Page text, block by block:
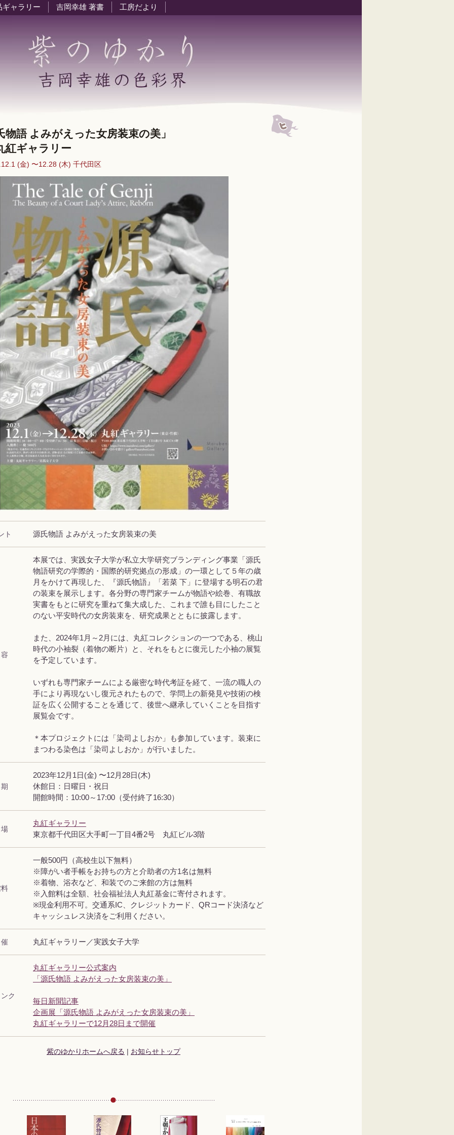
ギャラリー 吉岡幸雄 著書 工房だより
物語 よみがえった女房装束の美」
ギャラリー
(金) 〜12.28 (木) 千代田区
ト 源氏物語 よみがえった女房装束の美
本展では、実践女子大学が私立大学研究ブランディング事業「源氏
物語研究の学際的・国際的研究拠点の形成」の一環として５年の歳
月をかけて再現した、『源氏物語』「若菜 下」に登場する明石の君
の装束を展示します。各分野の専門家チームが物語や絵巻、有職故
実書をもとに研究を重ねて集大成した、これまで誰も目にしたこと
のない平安時代の女房装束を、研究成果とともに披露します。
また、2024年1月～2月には、丸紅コレクションの一つである、桃山
時代の小袖裂（着物の断片）と、それをもとに復元した小袖の展覧
を予定しています。
いずれも専門家チームによる厳密な時代考証を経て、一流の職人の
手により再現ないし復元されたもので、学問上の新発見や技術の検
証を広く公開することを通じて、後世へ継承していくことを目指す
展覧会です。
＊本プロジェクトには「染司よしおか」も参加しています。装束に
まつわる染色は「染司よしおか」が行いました。
2023年12月1日(金) 〜12月28日(木)
休館日：日曜日・祝日
開館時間：10:00～17:00（受付終了16:30）
丸紅ギャラリー
東京都千代田区大手町一丁目4番2号 丸紅ビル3階
一般500円（高校生以下無料）
※障がい者手帳をお持ちの方と介助者の方1名は無料
※着物、浴衣など、和装でのご来館の方は無料
※入館料は全額、社会福祉法人丸紅基金に寄付されます。
※現金利用不可。交通系IC、クレジットカード、QRコード決済など
キャッシュレス決済をご利用ください。
丸紅ギャラリー／実践女子大学
ク
丸紅ギャラリー公式案内
「源氏物語 よみがえった女房装束の美」
毎日新聞記事
企画展「源氏物語 よみがえった女房装束の美」
丸紅ギャラリーで12月28日まで開催
紫のゆかりホームへ戻る | お知らせトップ